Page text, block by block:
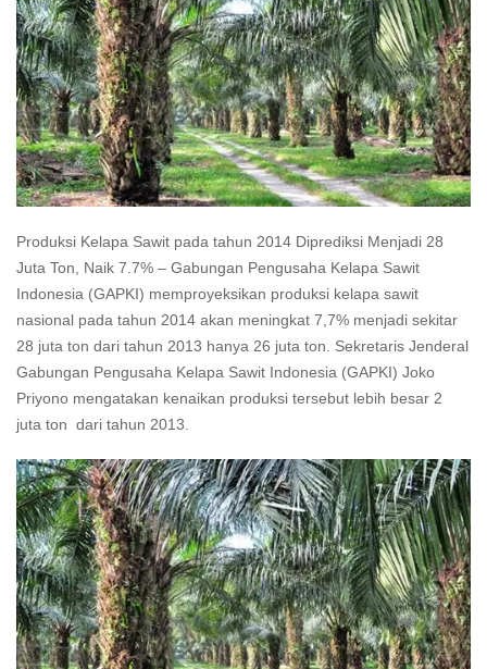
Produksi Kelapa Sawit pada tahun 2014 Diprediksi Menjadi 28
Juta Ton, Naik 7.7% – Gabungan Pengusaha Kelapa Sawit
Indonesia (GAPKI) memproyeksikan produksi kelapa sawit
nasional pada tahun 2014 akan meningkat 7,7% menjadi sekitar
28 juta ton dari tahun 2013 hanya 26 juta ton. Sekretaris Jenderal
Gabungan Pengusaha Kelapa Sawit Indonesia (GAPKI) Joko
Priyono mengatakan kenaikan produksi tersebut lebih besar 2
juta ton dari tahun 2013.